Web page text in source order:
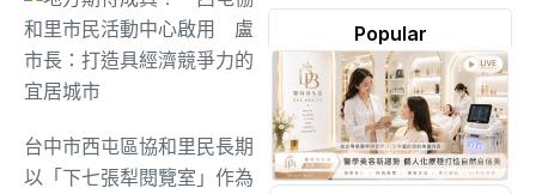
台中市西屯區協和里民長期
以「下七張犁閱覽室」作為
Popular